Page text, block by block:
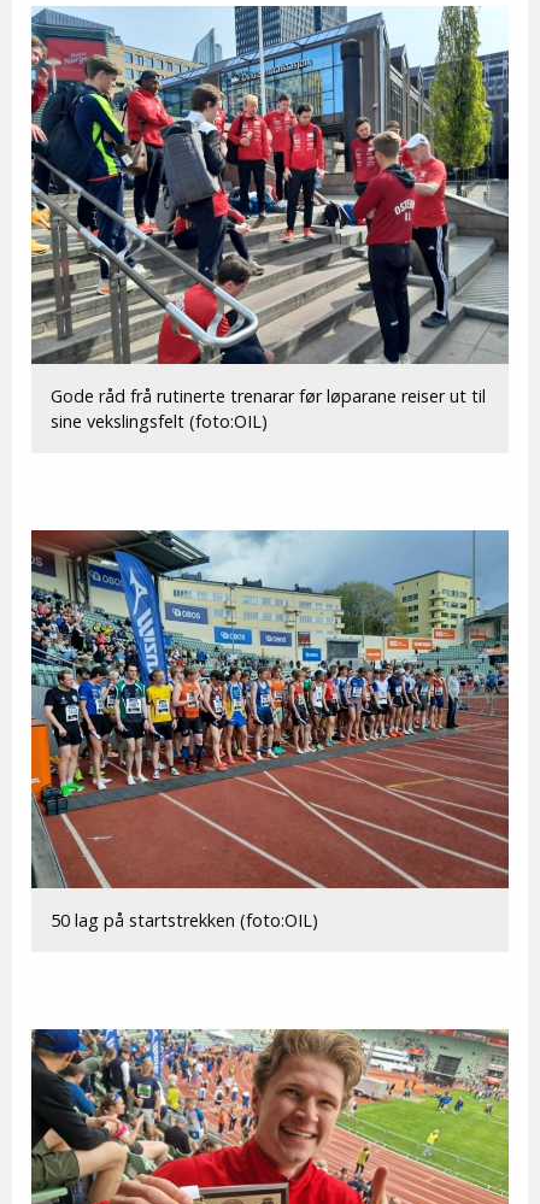
Gode råd frå rutinerte trenarar før løparane reiser ut til
sine vekslingsfelt (foto:OIL)
50 lag på startstrekken (foto:OIL)